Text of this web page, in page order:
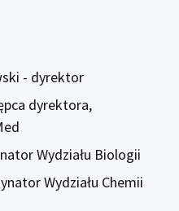
- dyrektor
dyrektora,
Wydziału Biologii
Wydziału Chemii